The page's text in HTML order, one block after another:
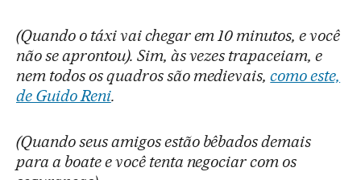
(Quando o táxi vai chegar em 10 minutos, e você
não se aprontou). Sim, às vezes trapaceiam, e
nem todos os quadros são medievais,como este,
de Guido Reni.
(Quando seus amigos estão bêbados demais
para a boate e você tenta negociar com os